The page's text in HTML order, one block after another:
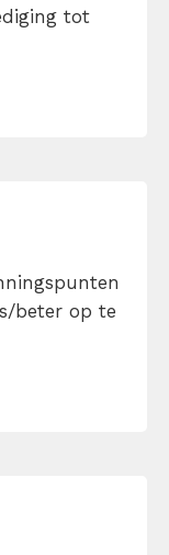
tot
beter op te